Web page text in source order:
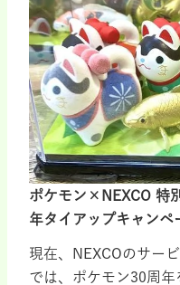
ポケモン×NEXCO 特
年タイアップキャンペ
現在、NEXCOのサー
では、ポケモン30周